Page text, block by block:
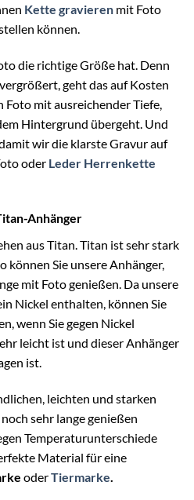
Kette gravieren mit Foto
können.
die richtige Größe hat. Denn
geht das auf Kosten
mit ausreichender Tiefe,
Hintergrund übergeht. Und
wir die klarste Gravur auf
oder Leder Herrenkette
Anhänger
aus Titan. Titan ist sehr stark
können Sie unsere Anhänger,
mit Foto genießen. Da unsere
Nickel enthalten, können Sie
wenn Sie gegen Nickel
leicht ist und dieser Anhänger
ist.
leichten und starken
sehr lange genießen
Temperaturunterschiede
Material für eine
oderTiermarke.